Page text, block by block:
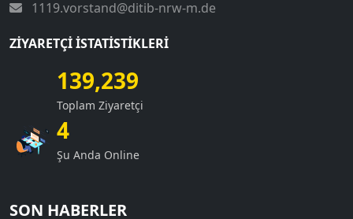
1119.vorstand@ditib-nrw-m.de
ZIYARETÇI İSTATISTIKLERI
139,239
Toplam Ziyaretçi
4
Şu Anda Online
SON HABERLER